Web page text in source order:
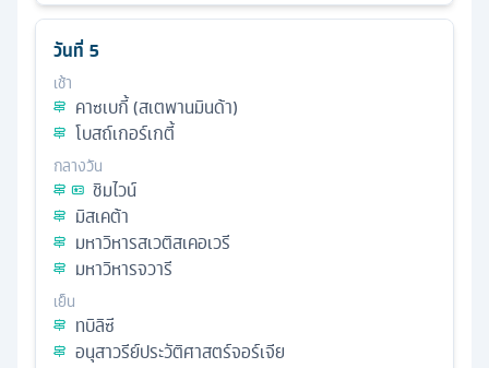
วันที่ 5
เช้า
คาซเบกี้ (สเตพานมินด้า)
โบสถ์เกอร์เกตี้
กลางวัน
ชิมไวน์
มิสเคต้า
มหาวิหารสเวติสเคอเวรี
มหาวิหารจวารี
เย็น
ทบิลิซี
อนุสาวรีย์ประวัติศาสตร์จอร์เจีย